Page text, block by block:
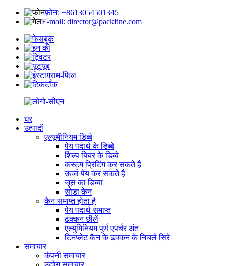
फ़ोन: +8613054501345
E-mail: director@packfine.com
घर
उत्पादों
एल्यूमीनियम डिब्बे
पेय पदार्थ के डिब्बे
शिल्प बियर के डिब्बे
कस्टम प्रिंटिंग कर सकते हैं
ऊर्जा पेय कर सकते हैं
जूस का डिब्बा
सोडा केन
कैन समाप्त होता है
पेय पदार्थ समाप्त
ढक्कन छीलें
एल्युमिनियम पूर्ण एपर्चर अंत
टिनप्लेट कैन के ढक्कन के निचले सिरे
समाचार
कंपनी समाचार